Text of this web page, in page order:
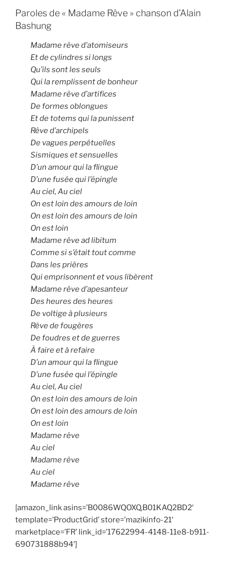
Paroles de « Madame Rêve » chanson d’Alain
Bashung
Madame rêve d’atomiseurs
Et de cylindres si longs
Qu’ils sont les seuls
Qui la remplissent de bonheur
Madame rêve d’artifices
De formes oblongues
Et de totems qui la punissent
Rêve d’archipels
De vagues perpétuelles
Sismiques et sensuelles
D’un amour qui la flingue
D’une fusée qui l’épingle
Au ciel, Au ciel
On est loin des amours de loin
On est loin des amours de loin
On est loin
Madame rêve ad libitum
Comme si s’était tout comme
Dans les prières
Qui emprisonnent et vous libèrent
Madame rêve d’apesanteur
Des heures des heures
De voltige à plusieurs
Rêve de fougères
De foudres et de guerres
À faire et à refaire
D’un amour qui la flingue
D’une fusée qui l’épingle
Au ciel, Au ciel
On est loin des amours de loin
On est loin des amours de loin
On est loin
Madame rêve
Au ciel
Madame rêve
Au ciel
Madame rêve
[amazon_link asins=’B0086WQOXQ,B01KAQ2BD2′
template=’ProductGrid’ store=’mazikinfo-21′
marketplace=’FR’ link_id=’17622994-4148-11e8-b911-
690731888b94′]